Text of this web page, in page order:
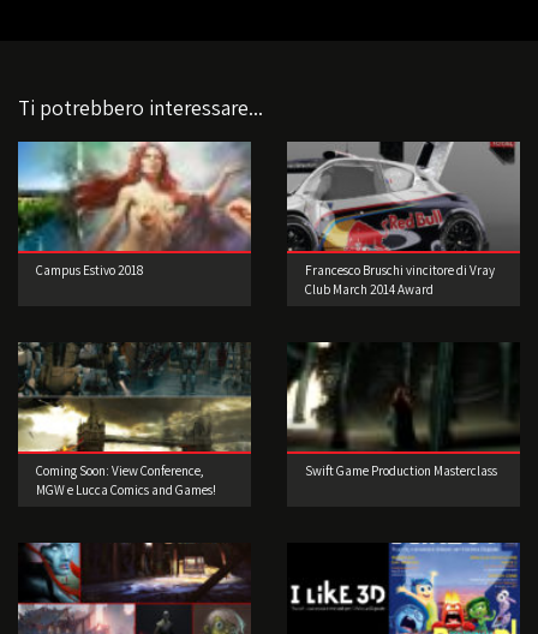
Ti potrebbero interessare...
Campus Estivo 2018
Francesco Bruschi vincitore di Vray
Club March 2014 Award
Coming Soon: View Conference,
MGW e Lucca Comics and Games!
Swift Game Production Masterclass